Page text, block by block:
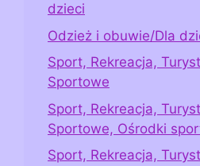
dzieci
Odzież i obuwie/Dla
Sport, Rekreacja,
Sportowe
Sport, Rekreacja,
Sportowe, Ośrodki
Sport, Rekreacja,